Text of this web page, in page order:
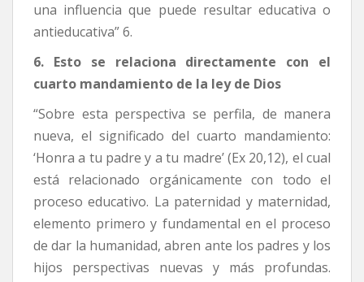
una influencia que puede resultar educativa o
antieducativa” 6.
6. Esto se relaciona directamente con el
cuarto mandamiento de la ley de Dios
“Sobre esta perspectiva se perfila, de manera
nueva, el significado del cuarto mandamiento:
‘Honra a tu padre y a tu madre’ (Ex 20,12), el cual
está relacionado orgánicamente con todo el
proceso educativo. La paternidad y maternidad,
elemento primero y fundamental en el proceso
de dar la humanidad, abren ante los padres y los
hijos perspectivas nuevas y más profundas.